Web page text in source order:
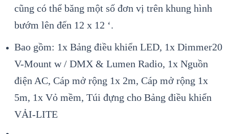
cũng có thể băng một số đơn vị trên khung hình
bướm lên đến 12 x 12 ‘.
Bao gồm: 1x Bảng điều khiển LED, 1x Dimmer20
V-Mount w / DMX & Lumen Radio, 1x Nguồn
điện AC, Cáp mở rộng 1x 2m, Cáp mở rộng 1x
5m, 1x Vỏ mềm, Túi đựng cho Bảng điều khiển
VẢI-LITE